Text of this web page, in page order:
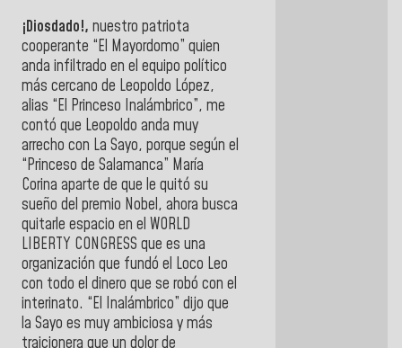
¡Diosdado!, nuestro patriota
cooperante “El Mayordomo” quien
anda infiltrado en el equipo político
más cercano de Leopoldo López,
alias “El Princeso Inalámbrico”, me
contó que Leopoldo anda muy
arrecho con La Sayo, porque según el
“Princeso de Salamanca” María
Corina aparte de que le quitó su
sueño del premio Nobel, ahora busca
quitarle espacio en el WORLD
LIBERTY CONGRESS que es una
organización que fundó el Loco Leo
con todo el dinero que se robó con el
interinato. “El Inalámbrico” dijo que
la Sayo es muy ambiciosa y más